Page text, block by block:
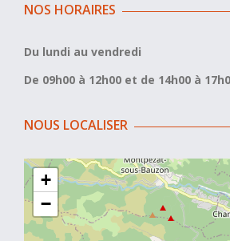
NOS HORAIRES
Du lundi au vendredi
De 09h00 à 12h00 et de 14h00 à
NOUS LOCALISER
+
−